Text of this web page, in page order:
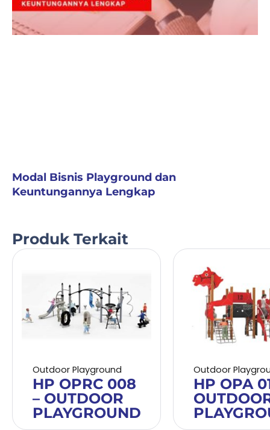
Modal Bisnis Playground dan
Keuntungannya Lengkap
Produk Terkait
Outdoor Playground
HP OPRC 008
– OUTDOOR
PLAYGROUND
Outdoor
HP OPA